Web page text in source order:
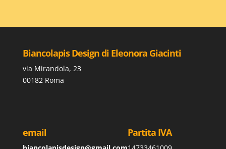
Biancolapis Design di Eleonora Giacinti
via Mirandola, 23
00182 Roma
email Partita IVA